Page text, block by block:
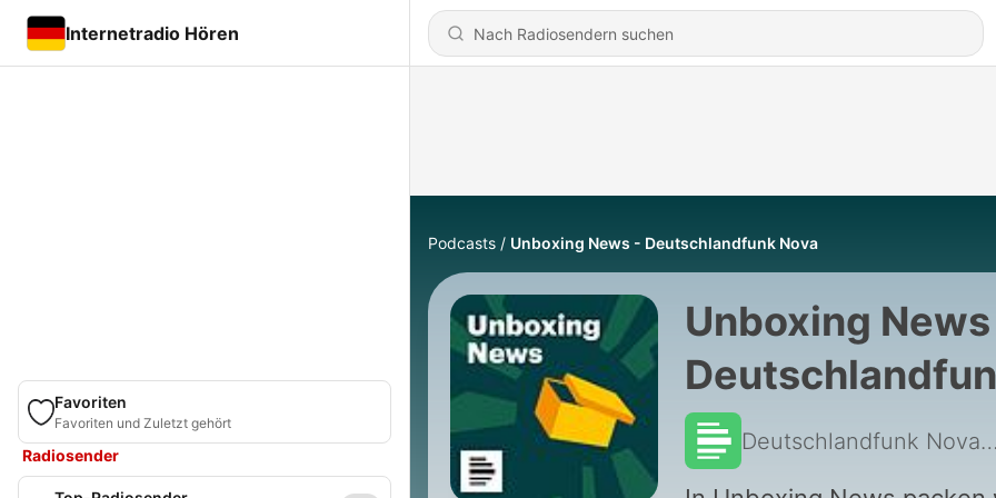
Internetradio Hören
Favoriten
Favoriten und Zuletzt gehört
Radiosender
Podcasts Unboxing News - Deutschlandfunk Nova
Unboxing
Nova
Deutschlandfunk Nova|